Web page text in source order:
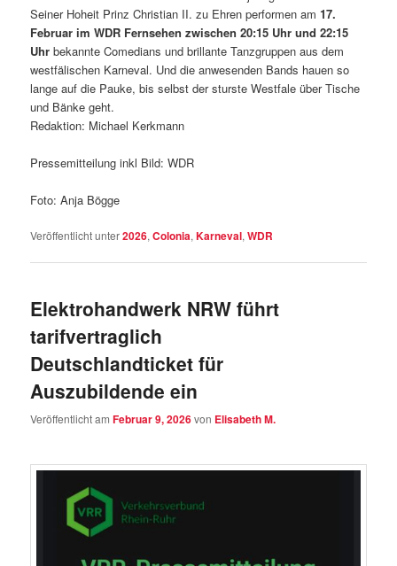
Seiner Hoheit Prinz Christian II. zu Ehren performen am17.
Februar im WDR Fernsehen zwischen 20:15 Uhr und 22:15
Uhr bekannte Comedians und brillante Tanzgruppen aus dem
westfälischen Karneval. Und die anwesenden Bands hauen so
lange auf die Pauke, bis selbst der sturste Westfale über Tische
und Bänke geht.
Redaktion: Michael Kerkmann
Pressemitteilung inkl Bild: WDR
Foto: Anja Bögge
Veröffentlicht unter2026,Colonia,Karneval,WDR
Elektrohandwerk NRW führt
tarifvertraglich
Deutschlandticket für
Auszubildende ein
Veröffentlicht amFebruar 9, 2026von Elisabeth M.